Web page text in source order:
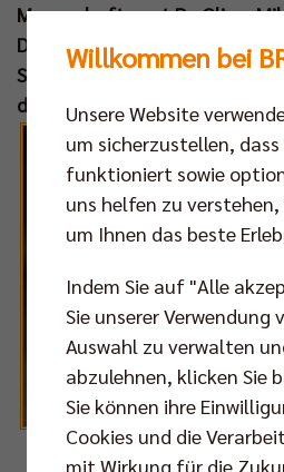
Mannschaftsarzt Dr. Oliver
Dienstag einen
Sprunggelenk beim besten
der laufenden Saison.
Willkommen bei
Unsere Website
um sicherzustellen,
funktioniert sowie
uns helfen zu verstehen,
um Ihnen das beste
Indem Sie auf "Alle
Sie unserer Verwendung
Auswahl zu verwalten
abzulehnen, klicken Sie
Sie können ihre
Cookies und die
mit Wirkung für die